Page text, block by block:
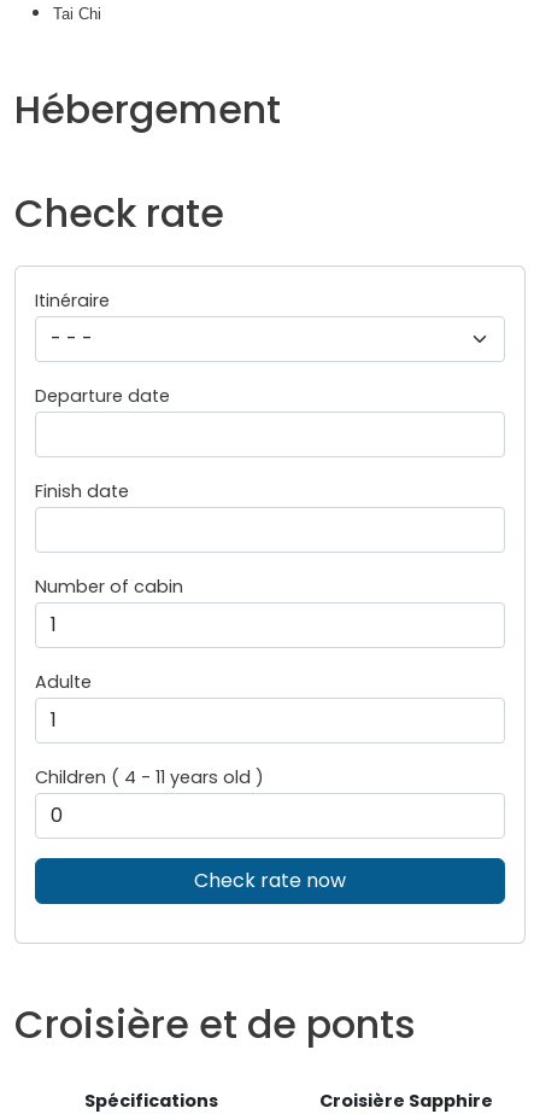
Tai Chi
Hébergement
Check rate
Itinéraire
Departure date
Finish date
Number of cabin
Adulte
Children ( 4 - 11 years old )
Check rate now
Croisière et de ponts
Spécifications Croisière Sapphire